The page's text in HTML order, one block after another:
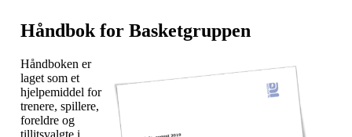
Håndbok for Basketgruppen
Håndboken er
laget som et
hjelpemiddel for
trenere, spillere,
foreldre og
tillitsvalgte i